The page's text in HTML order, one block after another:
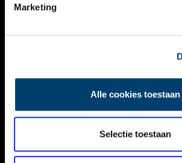
Marketing
Alle cookies toestaan
Selectie toestaan
NIEUWS
KALENDER
ACTIVITEITEN